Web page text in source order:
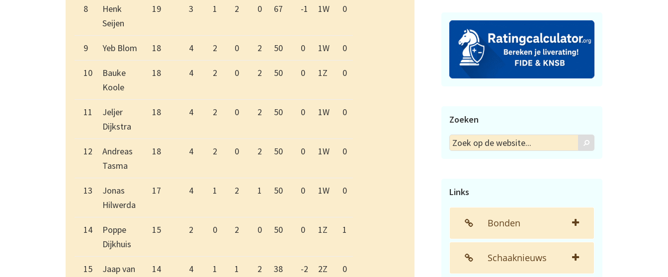
8
Henk
Seijen
19 3 1 2 0 67 -1 1W 0
9 Yeb Blom 18 4 2 0 2 50 0 1W 0
10
Bauke
Koole
18 4 2 0 2 50 0 1Z 0
11
Jeljer
Dijkstra
18 4 2 0 2 50 0 1W 0
12
Andreas
Tasma
18 4 2 0 2 50 0 1W 0
13
Jonas
Hilwerda
17 4 1 2 1 50 0 1W 0
14
Poppe
Dijkhuis
15 2 0 2 0 50 0 1Z 1
15
Jaap van
14 4 1 1 2 38 -2 2Z 0
Zoeken
Zoek
op
Zoek
Links
Bonden
Schaaknieuws